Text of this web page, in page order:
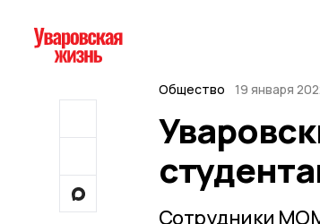
Общество 19 января
Сотрудники